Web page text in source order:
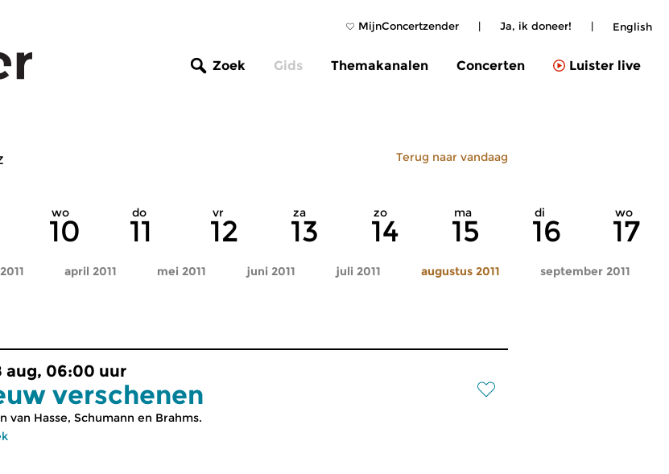
MijnConcertzender | Ja, ik doneer! | English
Zoek Gids Themakanalen Concerten Luister live
Terug naar vandaag
wo
10
do
11
vr
12
za
13
zo
14
ma
15
di
16
wo
17
april 2011 mei 2011 juni 2011 juli 2011 augustus 2011 september 2011
aug, 06:00 uur
verschenen
van Hasse, Schumann en Brahms.